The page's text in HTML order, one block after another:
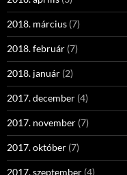
2018. március (7)
2018. február (7)
2018. január (2)
2017. december (4)
2017. november (7)
2017. október (7)
2017. szeptember (4)